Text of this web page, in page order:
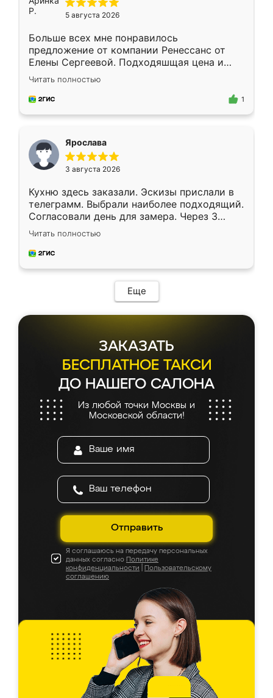
5 августа 2026
Больше всех мне понравилось
предложение от компании Ренессанс от
Елены Сергеевой. Подходяшщая цена и
короткие сроки изготовления. Приехавший
для замера сотрудник Владислав
предложил по моему эскизу самый
Читать полностью
1
Ярослава
3 августа 2026
Кухню здесь заказали. Эскизы прислали в
телеграмм. Выбрали наиболее подходящий.
Согласовали день для замера. Через 3
недели кухня была уже готова. Остались
довольны работой. Спасибо Ренессанс
мебель за качественную работу!
Читать полностью
Еще
ЗАКАЗАТЬ
БЕСПЛАТНОЕ ТАКСИ
ДО НАШЕГО САЛОНА
Из любой точки Москвы и
Московской области!
Отправить
Я соглашаюсь на передачу персональных
данных согласно Политике
конфиденциальности
Пользовательскому
соглашению